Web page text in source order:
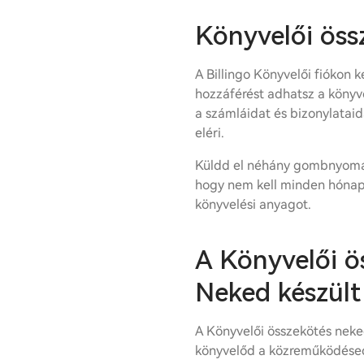
Könyvelői
A Billingo Könyvelői fiókon
hozzáférést adhatsz a
a számláidat és
eléri.
Küldd el néhány
hogy nem kell minden
könyvelési anyagot.
A Könyvelői
Neked készült
A Könyvelői összekötés
könyvelőd a